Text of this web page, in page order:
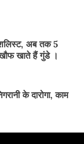
अब तक 5
खौफ खाते हैं गुंडे ।
के दारोगा, काम